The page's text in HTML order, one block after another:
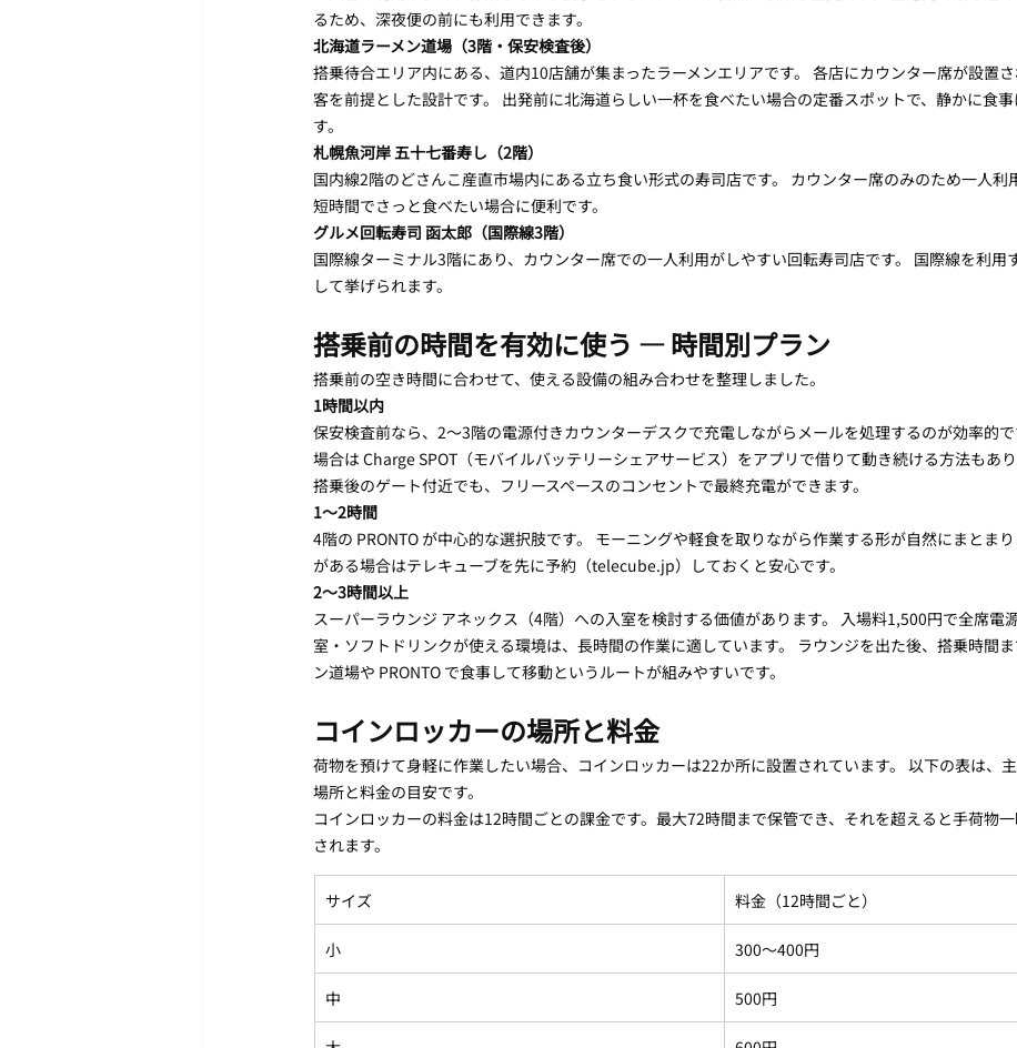
るため、深夜便の前にも利用できます。
北海道ラーメン道場（3階・保安検査後）
搭乗待合エリア内にある、道内10店舗が集まったラーメンエリアです。 各店にカウンター席が設置
客を前提とした設計です。 出発前に北海道らしい一杯を食べたい場合の定番スポットで、静かに食
す。
札幌魚河岸 五十七番寿し（2階）
国内線2階のどさんこ産直市場内にある立ち食い形式の寿司店です。 カウンター席のみのため一人利
短時間でさっと食べたい場合に便利です。
グルメ回転寿司 函太郎（国際線3階）
国際線ターミナル3階にあり、カウンター席での一人利用がしやすい回転寿司店です。 国際線を利用
して挙げられます。
搭乗前の時間を有効に使う — 時間別プラン
搭乗前の空き時間に合わせて、使える設備の組み合わせを整理しました。
1時間以内
保安検査前なら、2〜3階の電源付きカウンターデスクで充電しながらメールを処理するのが効率的
場合は Charge SPOT（モバイルバッテリーシェアサービス）をアプリで借りて動き続ける方法もあり
搭乗後のゲート付近でも、フリースペースのコンセントで最終充電ができます。
1〜2時間
4階の PRONTO が中心的な選択肢です。 モーニングや軽食を取りながら作業する形が自然にまとま
がある場合はテレキューブを先に予約（telecube.jp）しておくと安心です。
2〜3時間以上
スーパーラウンジ アネックス（4階）への入室を検討する価値があります。 入場料1,500円で全席電
室・ソフトドリンクが使える環境は、長時間の作業に適しています。 ラウンジを出た後、搭乗時間
ン道場や PRONTO で食事して移動というルートが組みやすいです。
コインロッカーの場所と料金
荷物を預けて身軽に作業したい場合、コインロッカーは22か所に設置されています。 以下の表は、
場所と料金の目安です。
コインロッカーの料金は12時間ごとの課金です。最大72時間まで保管でき、それを超えると手荷物
されます。
サイズ 料金（12時間ごと）
小 300〜400円
中 500円